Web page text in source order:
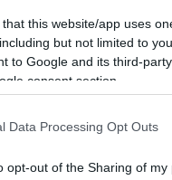
that this website/app uses
but not limited to
to Google and its third-
consent section.
Data Processing Opt Outs
opt-out of the Sharing of my
«θέλουμε να
τον
που πέθανε ο